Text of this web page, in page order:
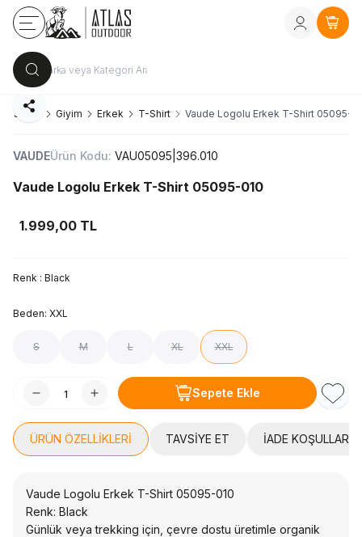
Kayıt Ol veya
Sayfa Giyim Erkek T-Shirt Vaude Logolu Erkek T-Shirt 05095-
Paylaş
VAUDEÜrün Kodu: VAU05095|396.010
Vaude Logolu Erkek T-Shirt 05095-010
1.999,00 TL
Renk : Black
Beden: XXL
S M L XL XXL
Sepete Ekle
ÜRÜN ÖZELLIKLERI TAVSIYE ET İADE KOŞULLARI
Vaude Logolu Erkek T-Shirt 05095-010
Renk: Black
Günlük veya trekking için, çevre dostu üretimle organik